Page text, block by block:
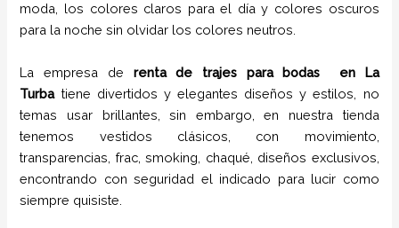
moda, los colores claros para el día y colores oscuros
para la noche sin olvidar los colores neutros.
La empresa de renta de trajes para bodas en La
Turba tiene divertidos y elegantes diseños y estilos,
no
temas usar brillantes, sin embargo, en nuestra tienda
tenemos vestidos clásicos, con movimiento,
transparencias, frac, smoking, chaqué, diseños exclusivos,
encontrando con seguridad el indicado para lucir como
siempre quisiste.